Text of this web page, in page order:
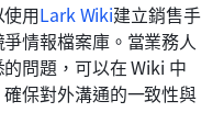
用Lark Wiki建立銷售手
情報檔案庫。當業務人
問題，可以在 Wiki 中
保對外溝通的一致性與